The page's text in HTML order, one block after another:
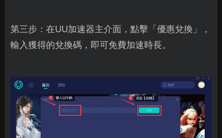
第三步：在UU加速器主介面，點擊「優惠兌換」，
輸入獲得的兌換碼，即可免費加速時長。